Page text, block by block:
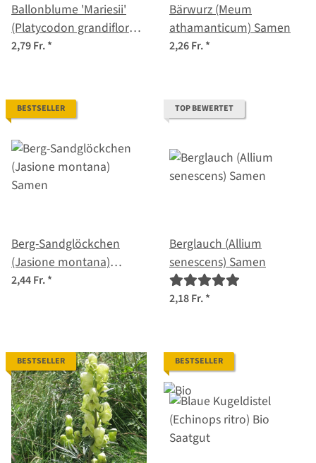
Ballonblume 'Mariesii'
(Platycodon grandiflorus)
Bio Saatgut
2,79 Fr.*
Bärwurz (Meum
athamanticum) Samen
2,26 Fr.*
BESTSELLER
Berg-Sandglöckchen
(Jasione montana)
Samen
2,44 Fr.*
TOP BEWERTET
Berglauch (Allium
senescens) Samen
2,18 Fr.*
BESTSELLER BESTSELLER